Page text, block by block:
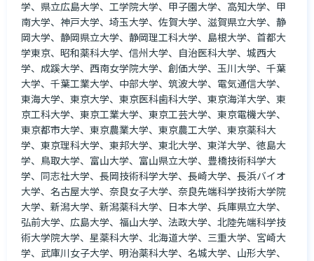
学、県立広島大学、工学院大学、甲子園大学、高知大学、甲
南大学、神戸大学、埼玉大学、佐賀大学、滋賀県立大学、静
岡大学、静岡県立大学、静岡理工科大学、島根大学、首都大
学東京、昭和薬科大学、信州大学、自治医科大学、城西大
学、成蹊大学、西南女学院大学、創価大学、玉川大学、千葉
大学、千葉工業大学、中部大学、筑波大学、電気通信大学、
東海大学、東京大学、東京医科歯科大学、東京海洋大学、東
京工科大学、東京工業大学、東京工芸大学、東京電機大学、
東京都市大学、東京農業大学、東京農工大学、東京薬科大
学、東京理科大学、東邦大学、東北大学、東洋大学、徳島大
学、鳥取大学、富山大学、富山県立大学、豊橋技術科学大
学、同志社大学、長岡技術科学大学、長崎大学、長浜バイオ
大学、名古屋大学、奈良女子大学、奈良先端科学技術大学院
大学、新潟大学、新潟薬科大学、日本大学、兵庫県立大学、
弘前大学、広島大学、福山大学、法政大学、北陸先端科学技
術大学院大学、星薬科大学、北海道大学、三重大学、宮崎大
学、武庫川女子大学、明治薬科大学、名城大学、山形大学、